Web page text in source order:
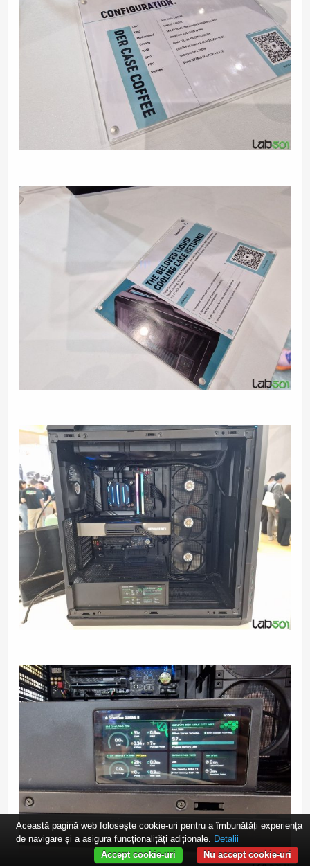
Această pagină web folosește cookie-uri pentru a îmbunătăți experiența
de navigare și a asigura funcționalițăți adiționale. Detalii
Nu accept cookie-uri
Accept cookie-uri